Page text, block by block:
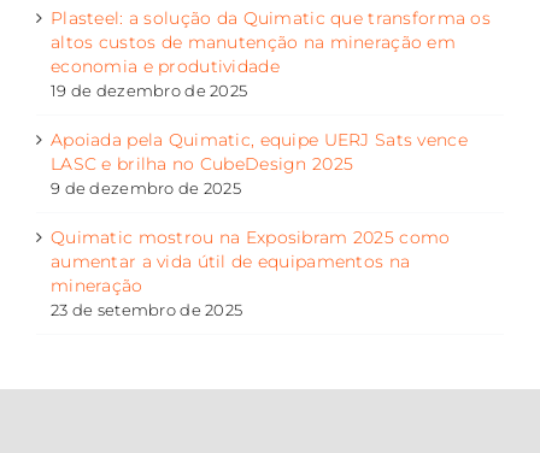
Plasteel: a solução da Quimatic que transforma os
altos custos de manutenção na mineração em
economia e produtividade
19 de dezembro de 2025
Apoiada pela Quimatic, equipe UERJ Sats vence
LASC e brilha no CubeDesign 2025
9 de dezembro de 2025
Quimatic mostrou na Exposibram 2025 como
aumentar a vida útil de equipamentos na
mineração
23 de setembro de 2025